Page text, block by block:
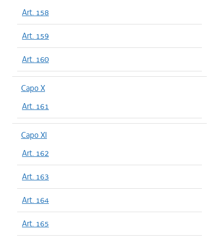
Art. 158
Art. 159
Art. 160
Capo X
Art. 161
Capo XI
Art. 162
Art. 163
Art. 164
Art. 165